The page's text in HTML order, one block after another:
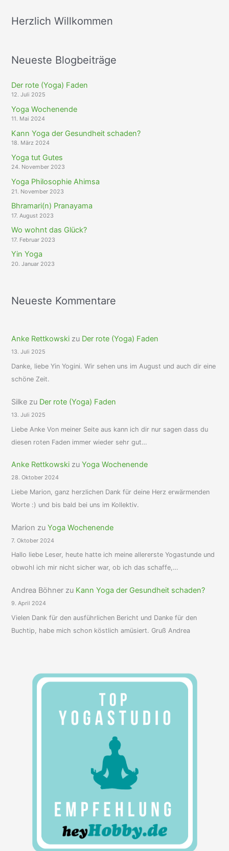
Herzlich Willkommen
Neueste Blogbeiträge
Der rote (Yoga) Faden
12. Juli 2025
Yoga Wochenende
11. Mai 2024
Kann Yoga der Gesundheit schaden?
18. März 2024
Yoga tut Gutes
24. November 2023
Yoga Philosophie Ahimsa
21. November 2023
Bhramari(n) Pranayama
17. August 2023
Wo wohnt das Glück?
17. Februar 2023
Yin Yoga
20. Januar 2023
Neueste Kommentare
Anke Rettkowski zu Der rote (Yoga) Faden
13. Juli 2025
Danke, liebe Yin Yogini. Wir sehen uns im August und auch dir eine
schöne Zeit.
Silke zu Der rote (Yoga) Faden
13. Juli 2025
Liebe Anke Von meiner Seite aus kann ich dir nur sagen dass du
diesen roten Faden immer wieder sehr gut…
Anke Rettkowski zuYoga Wochenende
28. Oktober 2024
Liebe Marion, ganz herzlichen Dank für deine Herz erwärmenden
Worte :) und bis bald bei uns im Kollektiv.
Marion zuYoga Wochenende
7. Oktober 2024
Hallo liebe Leser, heute hatte ich meine allererste Yogastunde und
obwohl ich mir nicht sicher war, ob ich das schaffe,…
Andrea Böhner zu Kann Yoga der Gesundheit schaden?
9. April 2024
Vielen Dank für den ausführlichen Bericht und Danke für den
Buchtip, habe mich schon köstlich amüsiert. Gruß Andrea